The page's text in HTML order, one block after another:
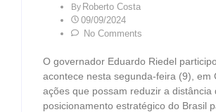
By Roberto Costa
09/09/2024
No Comments
O governador Eduardo Riedel
acontece nesta segunda-feira (9),
ações que possam reduzir a
posicionamento estratégico do Brasil